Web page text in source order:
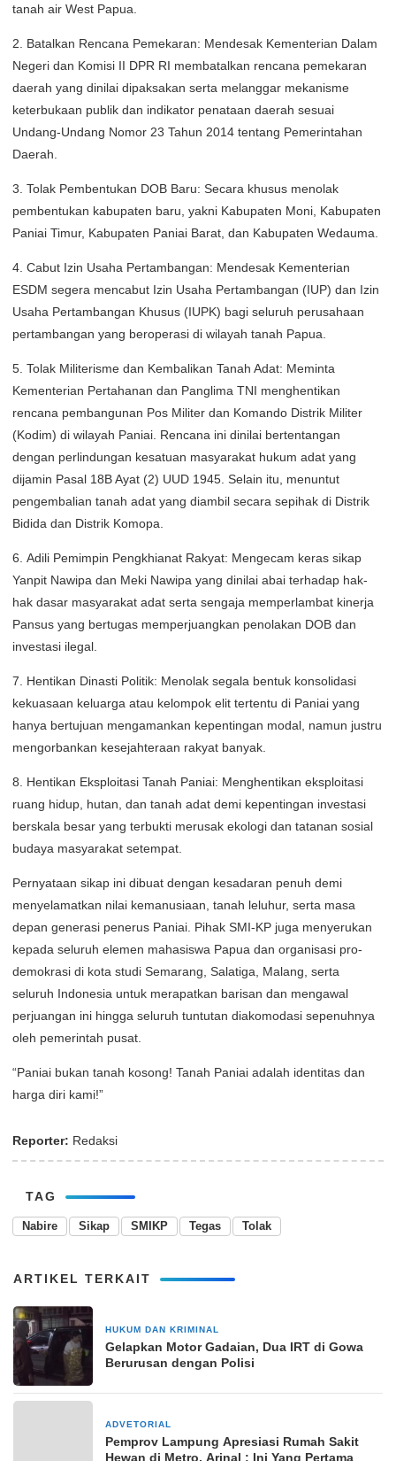
tanah air West Papua.
2. Batalkan Rencana Pemekaran: Mendesak Kementerian Dalam
Negeri dan Komisi II DPR RI membatalkan rencana pemekaran
daerah yang dinilai dipaksakan serta melanggar mekanisme
keterbukaan publik dan indikator penataan daerah sesuai
Undang-Undang Nomor 23 Tahun 2014 tentang Pemerintahan
Daerah.
3. Tolak Pembentukan DOB Baru: Secara khusus menolak
pembentukan kabupaten baru, yakni Kabupaten Moni, Kabupaten
Paniai Timur, Kabupaten Paniai Barat, dan Kabupaten Wedauma.
4. Cabut Izin Usaha Pertambangan: Mendesak Kementerian
ESDM segera mencabut Izin Usaha Pertambangan (IUP) dan Izin
Usaha Pertambangan Khusus (IUPK) bagi seluruh perusahaan
pertambangan yang beroperasi di wilayah tanah Papua.
5. Tolak Militerisme dan Kembalikan Tanah Adat: Meminta
Kementerian Pertahanan dan Panglima TNI menghentikan
rencana pembangunan Pos Militer dan Komando Distrik Militer
(Kodim) di wilayah Paniai. Rencana ini dinilai bertentangan
dengan perlindungan kesatuan masyarakat hukum adat yang
dijamin Pasal 18B Ayat (2) UUD 1945. Selain itu, menuntut
pengembalian tanah adat yang diambil secara sepihak di Distrik
Bidida dan Distrik Komopa.
6. Adili Pemimpin Pengkhianat Rakyat: Mengecam keras sikap
Yanpit Nawipa dan Meki Nawipa yang dinilai abai terhadap hak-
hak dasar masyarakat adat serta sengaja memperlambat kinerja
Pansus yang bertugas memperjuangkan penolakan DOB dan
investasi ilegal.
7. Hentikan Dinasti Politik: Menolak segala bentuk konsolidasi
kekuasaan keluarga atau kelompok elit tertentu di Paniai yang
hanya bertujuan mengamankan kepentingan modal, namun justru
mengorbankan kesejahteraan rakyat banyak.
8. Hentikan Eksploitasi Tanah Paniai: Menghentikan eksploitasi
ruang hidup, hutan, dan tanah adat demi kepentingan investasi
berskala besar yang terbukti merusak ekologi dan tatanan sosial
budaya masyarakat setempat.
Pernyataan sikap ini dibuat dengan kesadaran penuh demi
menyelamatkan nilai kemanusiaan, tanah leluhur, serta masa
depan generasi penerus Paniai. Pihak SMI-KP juga menyerukan
kepada seluruh elemen mahasiswa Papua dan organisasi pro-
demokrasi di kota studi Semarang, Salatiga, Malang, serta
seluruh Indonesia untuk merapatkan barisan dan mengawal
perjuangan ini hingga seluruh tuntutan diakomodasi sepenuhnya
oleh pemerintah pusat.
“Paniai bukan tanah kosong! Tanah Paniai adalah identitas dan
harga diri kami!”
Reporter: Redaksi
TAG
Nabire Sikap SMIKP Tegas Tolak
ARTIKEL TERKAIT
HUKUM DAN KRIMINAL
Gelapkan Motor Gadaian, Dua IRT di Gowa
Berurusan dengan Polisi
ADVETORIAL
Pemprov Lampung Apresiasi Rumah Sakit
Hewan di Metro, Arinal : Ini Yang Pertama